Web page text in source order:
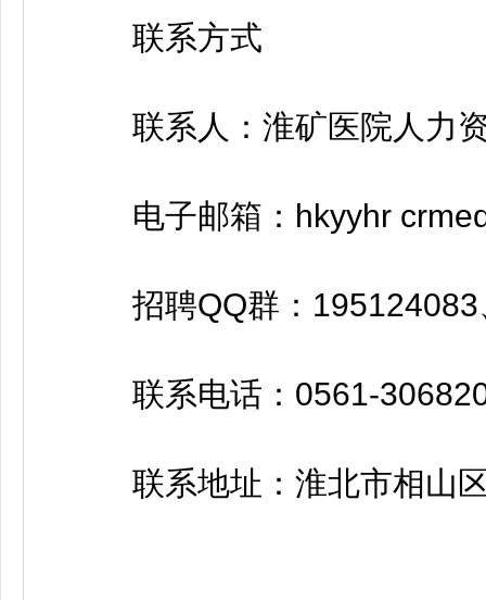
联系方式
联系人：淮矿医院人力资
电子邮箱：hkyyhr
招聘QQ群：195124083
联系电话：0561-
联系地址：淮北市相山区